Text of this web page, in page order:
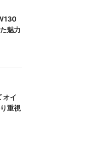
魅力
オイ
重視